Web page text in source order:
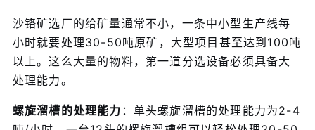
沙铬矿选厂的给矿量通常不小，一条中小型生产线每
小时就要处理30-50吨原矿，大型项目甚至达到100吨
以上。这么大量的物料，第一道分选设备必须具备大
处理能力。
螺旋溜槽的处理能力 ：单头螺旋溜槽的处理能力为2-4